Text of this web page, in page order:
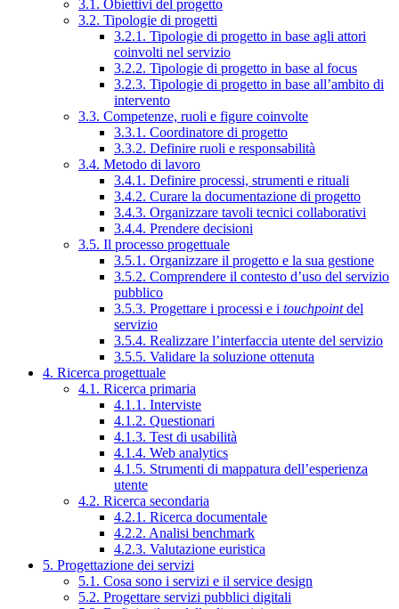
3.1. Obiettivi del progetto
3.2. Tipologie di progetti
3.2.1. Tipologie di progetto in base agli attori
coinvolti nel servizio
3.2.2. Tipologie di progetto in base al focus
3.2.3. Tipologie di progetto in base all’ambito di
intervento
3.3. Competenze, ruoli e figure coinvolte
3.3.1. Coordinatore di progetto
3.3.2. Definire ruoli e responsabilità
3.4. Metodo di lavoro
3.4.1. Definire processi, strumenti e rituali
3.4.2. Curare la documentazione di progetto
3.4.3. Organizzare tavoli tecnici collaborativi
3.4.4. Prendere decisioni
3.5. Il processo progettuale
3.5.1. Organizzare il progetto e la sua gestione
3.5.2. Comprendere il contesto d’uso del servizio
pubblico
3.5.3. Progettare i processi e i touchpointdel
servizio
3.5.4. Realizzare l’interfaccia utente del servizio
3.5.5. Validare la soluzione ottenuta
4. Ricerca progettuale
4.1. Ricerca primaria
4.1.1. Interviste
4.1.2. Questionari
4.1.3. Test di usabilità
4.1.4. Web analytics
4.1.5. Strumenti di mappatura dell’esperienza
utente
4.2. Ricerca secondaria
4.2.1. Ricerca documentale
4.2.2. Analisi benchmark
4.2.3. Valutazione euristica
5. Progettazione dei servizi
5.1. Cosa sono i servizi e il service design
5.2. Progettare servizi pubblici digitali